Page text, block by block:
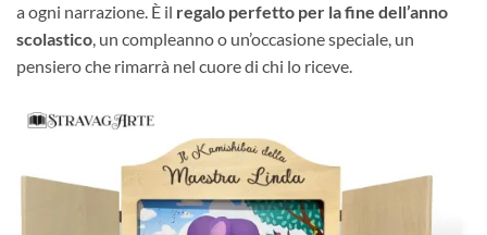
a ogni narrazione. È il regalo perfetto per la fine dell’anno
scolastico, un compleanno o un’occasione speciale, un
pensiero che rimarrà nel cuore di chi lo riceve.